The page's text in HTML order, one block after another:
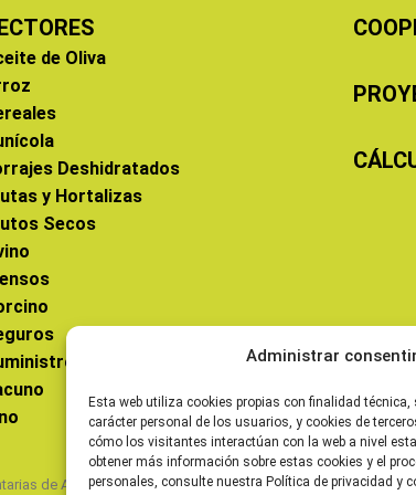
Administrar
Esta web utiliza cookies propias con finalidad técnica,
carácter personal de los usuarios, y cookies de
cómo los visitantes interactúan con la web a nivel
obtener más información sobre estas cookies y el
personales, consulte nuestra Política de privacidad y
de Oliva
Deshidratados
y Hortalizas
Secos
de Aragón